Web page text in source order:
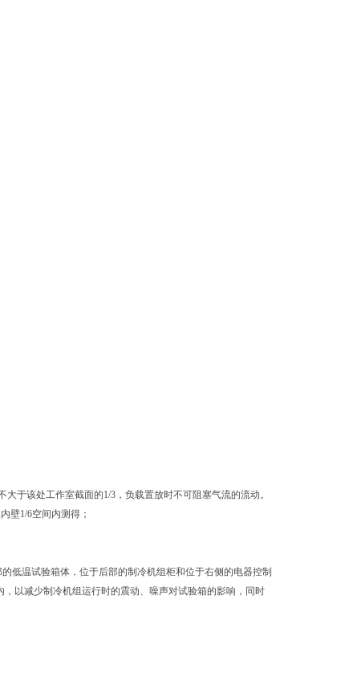
于该处工作室截面的1/3，负载置放时不可阻塞气流的流动。
壁1/6空间内测得；
低温试验箱体，位于后部的制冷机组柜和位于右侧的电器控制
以减少制冷机组运行时的震动、噪声对试验箱的影响，同时